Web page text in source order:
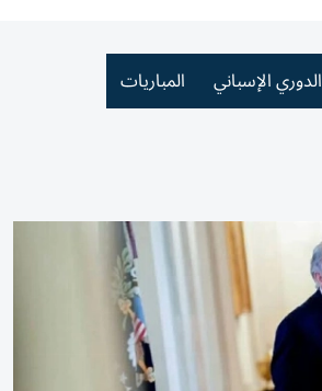
الدوري الإسباني المباريات